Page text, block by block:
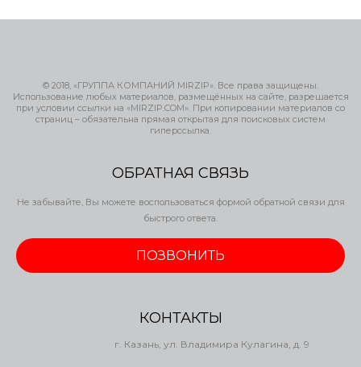
© 2018, «ГРУППА КОМПАНИЙ MIRZIP». Все права защищены.
Использование любых материалов, размещённых на сайте, разрешается
при условии ссылки на «MIRZIP.COM». При копировании материалов со
страниц – обязательна прямая открытая для поисковых систем
гиперссылка.
ОБРАТНАЯ СВЯЗЬ
Не забывайте, Вы можете воспользоваться формой обратной связи для
быстрого ответа.
ПОЗВОНИТЬ
КОНТАКТЫ
г. Казань, ул. Владимира Кулагина, д. 9